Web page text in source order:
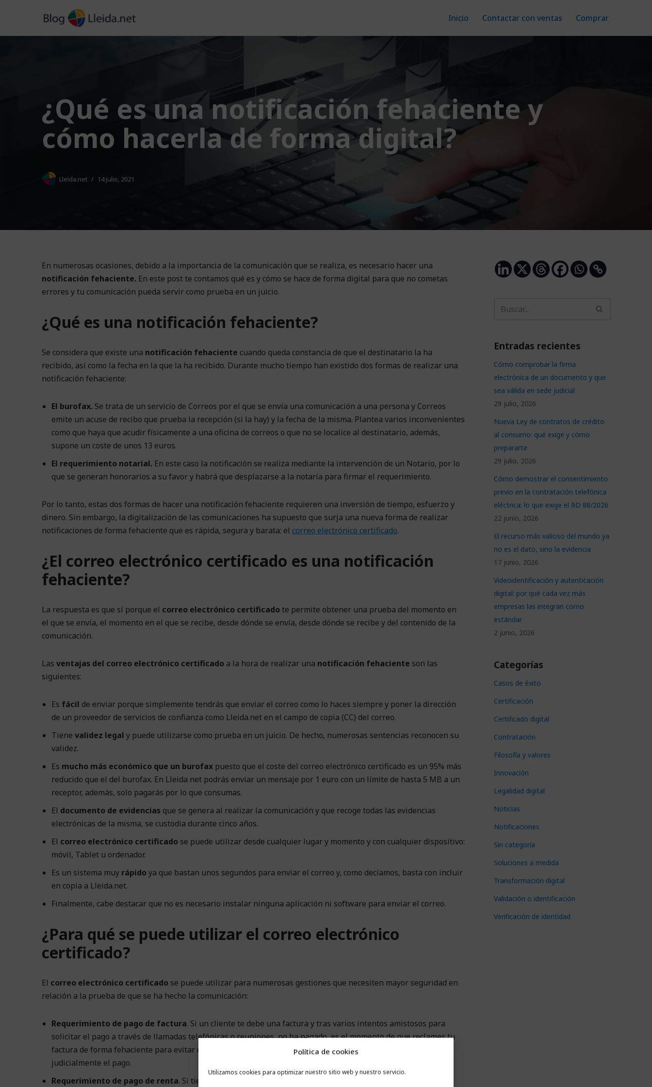
Política de cookies
Utilizamos cookies para optimizar nuestro sitio web y nuestro servicio.
Inicio Contactar con ventas Comprar
¿Qué es una notificación fehaciente y
cómo hacerla de forma digital?
Lleida.net 14 julio, 2021
En numerosas ocasiones, debido a la importancia de la comunicación que se realiza, es necesario hacer una
notificación fehaciente.En este post te contamos qué es y cómo se hace de forma digital para que no cometas
errores y tu comunicación pueda servir como prueba en un juicio.
¿Qué es una notificación fehaciente?
Se considera que existe una notificación fehaciente cuando queda constancia de que el destinatario la ha
recibido, así como la fecha en la que la ha recibido. Durante mucho tiempo han existido dos formas de realizar una
notificación fehaciente:
El burofax.Se trata de un servicio de Correos por el que se envía una comunicación a una persona y Correos
emite un acuse de recibo que prueba la recepción (si la hay) y la fecha de la misma. Plantea varios inconvenientes
como que haya que acudir físicamente a una oficina de correos o que no se localice al destinatario, además,
supone un coste de unos 13 euros.
El requerimiento notarial.En este caso la notificación se realiza mediante la intervención de un Notario, por lo
que se generan honorarios a su favor y habrá que desplazarse a la notaría para firmar el requerimiento.
Por lo tanto, estas dos formas de hacer una notificación fehaciente requieren una inversión de tiempo, esfuerzo y
dinero. Sin embargo, la digitalización de las comunicaciones ha supuesto que surja una nueva forma de realizar
notificaciones de forma fehaciente que es rápida, segura y barata: el correo electrónico certificado.
¿El correo electrónico certificado es una notificación
fehaciente?
La respuesta es que sí porque el correo electrónico certificadote permite obtener una prueba del momento en
el que se envía, el momento en el que se recibe, desde dónde se envía, desde dónde se recibe y del contenido de la
comunicación.
Las ventajas del correo electrónico certificadoa la hora de realizar una notificación fehaciente son las
siguientes:
Es fácil de enviar porque simplemente tendrás que enviar el correo como lo haces siempre y poner la dirección
de un proveedor de servicios de confianza como Lleida.net en el campo de copia (CC) del correo.
Tiene validez legal y puede utilizarse como prueba en un juicio. De hecho, numerosas sentencias reconocen su
validez.
Es mucho más económico que un burofax puesto que el coste del correo electrónico certificado es un 95% más
reducido que el del burofax. En Lleida net podrás enviar un mensaje por 1 euro con un límite de hasta 5 MB a un
receptor, además, solo pagarás por lo que consumas.
El documento de evidenciasque se genera al realizar la comunicación y que recoge todas las evidencias
electrónicas de la misma, se custodia durante cinco años.
El correo electrónico certificadose puede utilizar desde cualquier lugar y momento y con cualquier dispositivo:
móvil, Tablet u ordenador.
Es un sistema muy rápidoya que bastan unos segundos para enviar el correo y, como decíamos, basta con incluir
en copia a Lleida.net.
Finalmente, cabe destacar que no es necesario instalar ninguna aplicación ni software para enviar el correo.
¿Para qué se puede utilizar el correo electrónico
certificado?
El correo electrónico certificadose puede utilizar para numerosas gestiones que necesiten mayor seguridad en
relación a la prueba de que se ha hecho la comunicación:
Requerimiento de pago de factura. Si un cliente te debe una factura y tras varios intentos amistosos para
solicitar el pago a través de llamadas telefónicas o reuniones, no ha pagado, es el momento de que reclames tu
factura de forma fehaciente para evitar que venza el plazo de prescripción que te impediría solicitar
judicialmente el pago.
Requerimiento de pago de renta. Si tienes un piso o un local alquilados y tu inquilino no te paga la renta, es
Entradas recientes
Cómo comprobar la firma
electrónica de un documento y que
sea válida en sede judicial
29 julio, 2026
Nueva Ley de contratos de crédito
al consumo: qué exige y cómo
prepararte
29 julio, 2026
Cómo demostrar el consentimiento
previo en la contratación telefónica
eléctrica: lo que exige el RD 88/2026
22 junio, 2026
El recurso más valioso del mundo ya
no es el dato, sino la evidencia
17 junio, 2026
Videoidentificación y autenticación
digital: por qué cada vez más
empresas las integran como
estándar
2 junio, 2026
Categorías
Casos de éxito
Certificación
Certificado digital
Contratación
Filosofía y valores
Innovación
Legalidad digital
Noticias
Notificaciones
Sin categoría
Soluciones a medida
Transformación digital
Validación o identificación
Verificación de identidad